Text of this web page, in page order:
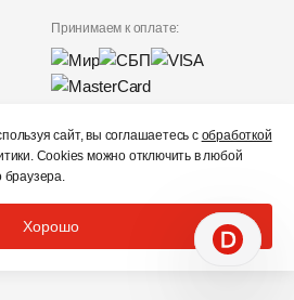
Принимаем к оплате:
Политика
конфиденциальности
офертой
© «Дверишоп» 2012 - 2026
сайт, вы соглашаетесь с обработкой
Cookies можно отключить в любой
браузера.
Хорошо